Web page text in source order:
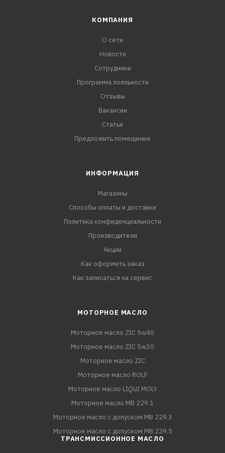
КОМПАНИЯ
О сети
Новости
Сотрудники
Программа лояльности
Отзывы
Вакансии
Статьи
Предложить помещение
ИНФОРМАЦИЯ
Магазины
Способы оплаты и доставки
Политика конфиденциальности
Производители
Акции
Как оформить заказ
Как записаться на сервис
МОТОРНОЕ МАСЛО
Моторное масло ZIC 5w40
Моторное масло ZIC 5w30
Моторное масло ZIC
Моторное масло ROLF
Моторное масло LIQUI MOLY
Моторное масло MB 229.1
Моторное масло с допуском MB 229.3
Моторное масло с допуском MB 229.5
ТРАНСМИССИОННОЕ МАСЛО